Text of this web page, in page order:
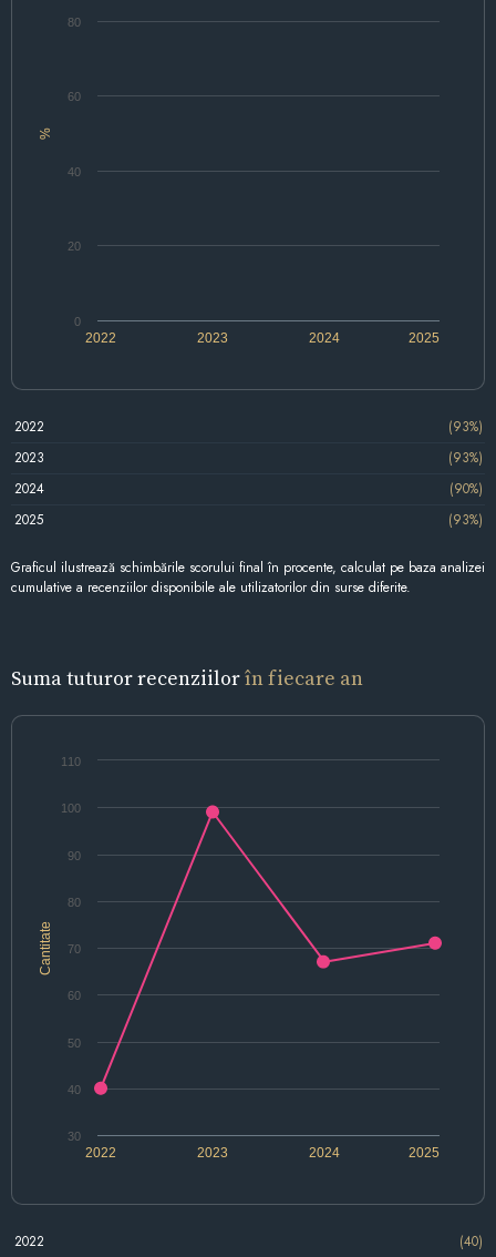
%
2022 2024
2023 2025
0
20
40
60
80
2022
(93%)
2023
(93%)
2024
(90%)
2025
(93%)
Graficul ilustrează schimbările scorului final în procente, calculat pe baza analizei
cumulative a recenziilor disponibile ale utilizatorilor din surse diferite.
Suma tuturor recenziilorîn fiecare an
Cantitate
2022 2024
2023 2025
30
40
50
60
70
80
90
100
110
2022
(40)